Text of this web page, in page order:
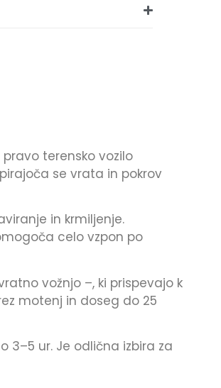
terensko vozilo
se vrata in pokrov
in krmiljenje.
celo vzpon po
vožnjo –, ki prispevajo k
motenj in doseg do 25
3–5 ur. Je odlična izbira za